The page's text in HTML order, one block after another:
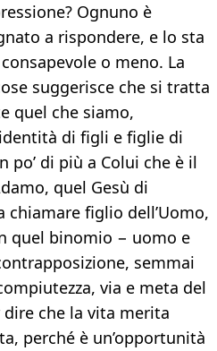
Ognuno è
a rispondere, e lo sta
o meno. La
suggerisce che si tratta
quel che siamo,
di figli e figlie di
po’ di più a Colui che è il
quel Gesù di
chiamare figlio dell’Uomo,
quel binomio − uomo e
semmai
via e meta del
che la vita merita
perché è un’opportunità